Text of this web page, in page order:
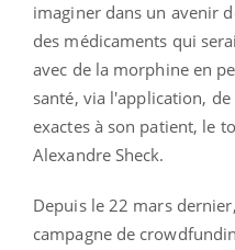
imaginer dans un avenir
des médicaments qui
avec de la morphine en
santé, via l'application,
exactes à son patient, le
Alexandre Sheck.
Depuis le 22 mars
campagne de